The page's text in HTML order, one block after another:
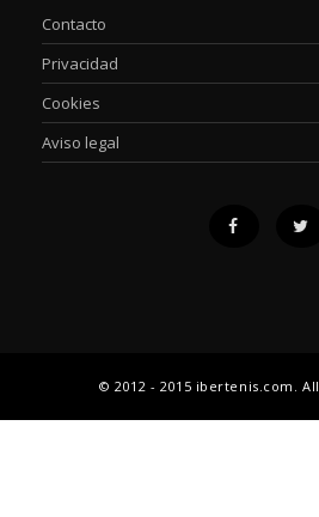
Contacto
Privacidad
Cookies
Aviso legal
© 2012 - 2015 ibertenis.com.